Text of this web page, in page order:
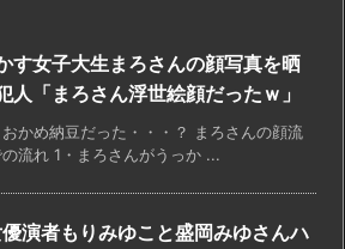
す女子大生まろさんの顔写真を晒
人「まろさん浮世絵顔だったｗ」
かめ納豆だった・・・？ まろさんの顔流
流れ 1・まろさんがうっか ...
演者もりみゆこと盛岡みゆさんハ